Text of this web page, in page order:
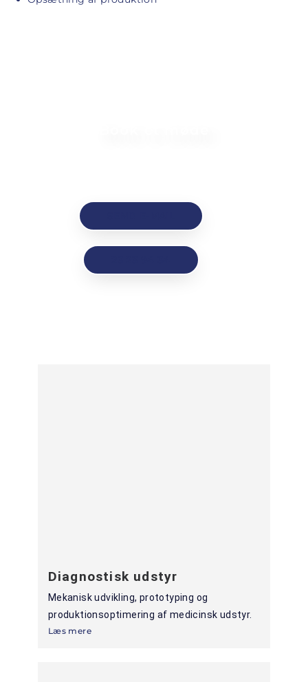
Diagnostisk udstyr
Mekanisk udvikling, prototyping og
produktionsoptimering af medicinsk udstyr.
Læs mere